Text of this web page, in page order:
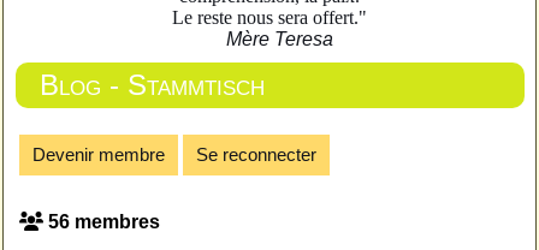
Le reste nous sera offert."
Mère Teresa
Blog - Stammtisch
Devenir membre Se reconnecter
56 membres